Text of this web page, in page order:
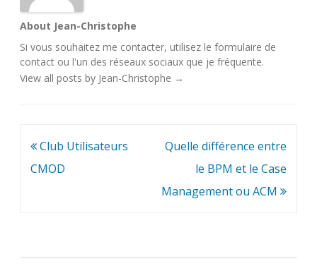
About Jean-Christophe
Si vous souhaitez me contacter, utilisez le formulaire de
contact ou l'un des réseaux sociaux que je fréquente.
View all posts by Jean-Christophe →
Navigation
de
Club Utilisateurs
CMOD
Quelle différence entre
le BPM et le Case
Management ou ACM